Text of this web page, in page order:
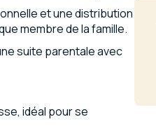
et une distribution
membre de la famille.
suite parentale avec
idéal pour se